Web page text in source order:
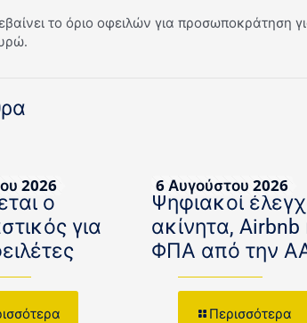
το όριο οφειλών για προσωποκράτηση
2026
ο
για
6 Αυγούστου 2026
Ψηφιακοί
ακίνητα, Airbnb
ΦΠΑ από την
Περισσότερα